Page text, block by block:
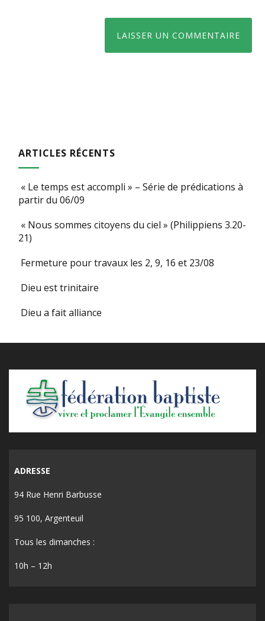
ARTICLES RÉCENTS
« Le temps est accompli » – Série de prédications à
partir du 06/09
« Nous sommes citoyens du ciel » (Philippiens 3.20-
21)
Fermeture pour travaux les 2, 9, 16 et 23/08
Dieu est trinitaire
Dieu a fait alliance
ADRESSE
94 Rue Henri Barbusse
95 100, Argenteuil
Tous les dimanches :
10h – 12h